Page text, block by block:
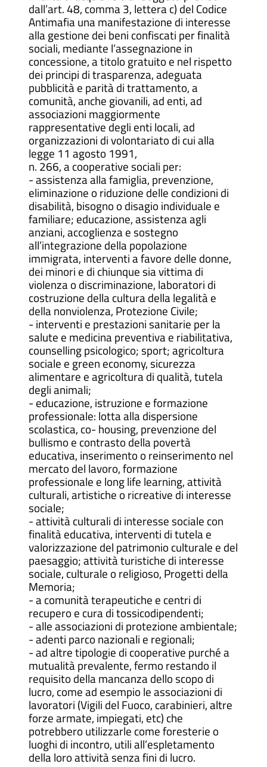
dall’art. 48, comma 3, lettera c) del Codice
Antimafia una manifestazione di interesse
alla gestione dei beni confiscati per finalità
sociali, mediante l’assegnazione in
concessione, a titolo gratuito e nel rispetto
dei principi di trasparenza, adeguata
pubblicità e parità di trattamento, a
comunità, anche giovanili, ad enti, ad
associazioni maggiormente
rappresentative degli enti locali, ad
organizzazioni di volontariato di cui alla
legge 11 agosto 1991,
n. 266, a cooperative sociali per:
- assistenza alla famiglia, prevenzione,
eliminazione o riduzione delle condizioni di
disabilità, bisogno o disagio individuale e
familiare; educazione, assistenza agli
anziani, accoglienza e sostegno
all’integrazione della popolazione
immigrata, interventi a favore delle donne,
dei minori e di chiunque sia vittima di
violenza o discriminazione, laboratori di
costruzione della cultura della legalità e
della nonviolenza, Protezione Civile;
- interventi e prestazioni sanitarie per la
salute e medicina preventiva e riabilitativa,
counselling psicologico; sport; agricoltura
sociale e green economy, sicurezza
alimentare e agricoltura di qualità, tutela
degli animali;
- educazione, istruzione e formazione
professionale: lotta alla dispersione
scolastica, co- housing, prevenzione del
bullismo e contrasto della povertà
educativa, inserimento o reinserimento nel
mercato del lavoro, formazione
professionale e long life learning, attività
culturali, artistiche o ricreative di interesse
sociale;
- attività culturali di interesse sociale con
finalità educativa, interventi di tutela e
valorizzazione del patrimonio culturale e del
paesaggio; attività turistiche di interesse
sociale, culturale o religioso, Progetti della
Memoria;
- a comunità terapeutiche e centri di
recupero e cura di tossicodipendenti;
- alle associazioni di protezione ambientale;
- adenti parco nazionali e regionali;
- ad altre tipologie di cooperative purché a
mutualità prevalente, fermo restando il
requisito della mancanza dello scopo di
lucro, come ad esempio le associazioni di
lavoratori (Vigili del Fuoco, carabinieri, altre
forze armate, impiegati, etc) che
potrebbero utilizzarle come foresterie o
luoghi di incontro, utili all’espletamento
della loro attività senza fini di lucro.